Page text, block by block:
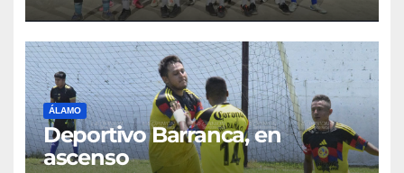
ÁLAMO
Deportivo Barranca, en
ascenso